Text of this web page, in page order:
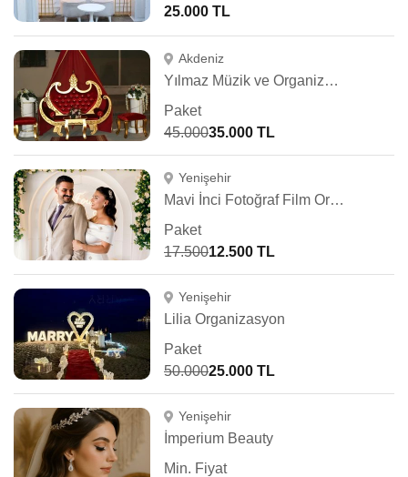
25.000 TL
Akdeniz
Yılmaz Müzik ve Organizasyon
Paket
45.00035.000 TL
Yenişehir
Mavi İnci Fotoğraf Film Organizasyon
Paket
17.50012.500 TL
Yenişehir
Lilia Organizasyon
Paket
50.00025.000 TL
Yenişehir
İmperium Beauty
Min. Fiyat